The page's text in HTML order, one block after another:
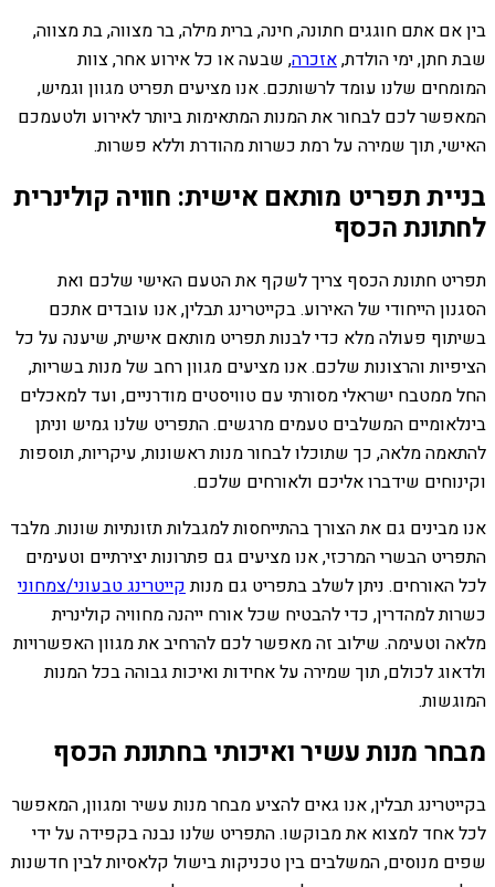
בין אם אתם חוגגים חתונה, חינה, ברית מילה, בר מצווה, בת מצווה,
שבת חתן, ימי הולדת,אזכרה, שבעה או כל אירוע אחר, צוות
המומחים שלנו עומד לרשותכם. אנו מציעים תפריט מגוון וגמיש,
המאפשר לכם לבחור את המנות המתאימות ביותר לאירוע ולטעמכם
האישי, תוך שמירה על רמת כשרות מהודרת וללא פשרות.
בניית תפריט מותאם אישית: חוויה קולינרית
לחתונת הכסף
תפריט חתונת הכסף צריך לשקף את הטעם האישי שלכם ואת
הסגנון הייחודי של האירוע. בקייטרינג תבלין, אנו עובדים אתכם
בשיתוף פעולה מלא כדי לבנות תפריט מותאם אישית, שיענה על כל
הציפיות והרצונות שלכם. אנו מציעים מגוון רחב של מנות בשריות,
החל ממטבח ישראלי מסורתי עם טוויסטים מודרניים, ועד למאכלים
בינלאומיים המשלבים טעמים מרגשים. התפריט שלנו גמיש וניתן
להתאמה מלאה, כך שתוכלו לבחור מנות ראשונות, עיקריות, תוספות
וקינוחים שידברו אליכם ולאורחים שלכם.
אנו מבינים גם את הצורך בהתייחסות למגבלות תזונתיות שונות. מלבד
התפריט הבשרי המרכזי, אנו מציעים גם פתרונות יצירתיים וטעימים
לכל האורחים. ניתן לשלב בתפריט גם מנותקייטרינג טבעוני/צמחוני
כשרות למהדרין, כדי להבטיח שכל אורח ייהנה מחוויה קולינרית
מלאה וטעימה. שילוב זה מאפשר לכם להרחיב את מגוון האפשרויות
ולדאוג לכולם, תוך שמירה על אחידות ואיכות גבוהה בכל המנות
המוגשות.
מבחר מנות עשיר ואיכותי בחתונת הכסף
בקייטרינג תבלין, אנו גאים להציע מבחר מנות עשיר ומגוון, המאפשר
לכל אחד למצוא את מבוקשו. התפריט שלנו נבנה בקפידה על ידי
שפים מנוסים, המשלבים בין טכניקות בישול קלאסיות לבין חדשנות